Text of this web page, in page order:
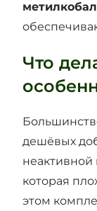
Что
дешёвых
которая
этом